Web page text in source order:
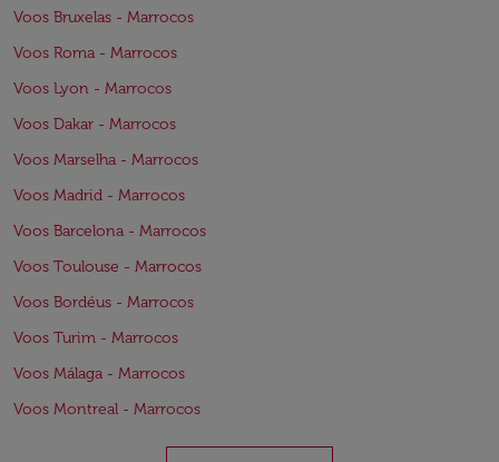
Voos Bruxelas - Marrocos
Voos Roma - Marrocos
Voos Lyon - Marrocos
Voos Dakar - Marrocos
Voos Marselha - Marrocos
Voos Madrid - Marrocos
Voos Barcelona - Marrocos
Voos Toulouse - Marrocos
Voos Bordéus - Marrocos
Voos Turim - Marrocos
Voos Málaga - Marrocos
Voos Montreal - Marrocos